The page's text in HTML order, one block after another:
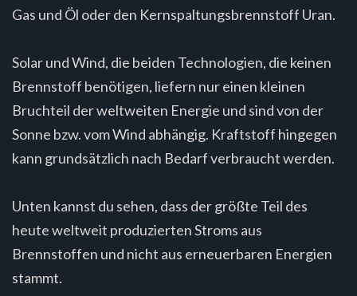
Gas und Öl oder den Kernspaltungsbrennstoff Uran.
Solar und Wind, die beiden Technologien, die keinen
Brennstoff benötigen, liefern nur einen kleinen
Bruchteil der weltweiten Energie und sind von der
Sonne bzw. vom Wind abhängig. Kraftstoff hingegen
kann grundsätzlich nach Bedarf verbraucht werden.
Unten kannst du sehen, dass der größte Teil des
heute weltweit produzierten Stroms aus
Brennstoffen und nicht aus erneuerbaren Energien
stammt.